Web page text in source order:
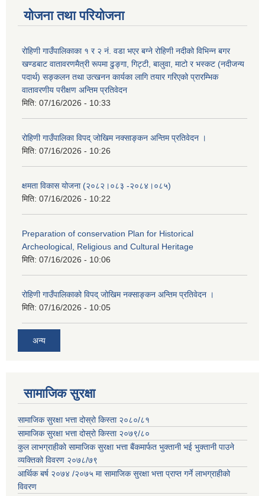
योजना तथा परियोजना
रोहिणी गाउँपालिकाका १ र २ नं. वडा भएर बग्ने रोहिणी नदीको विभिन्न बगर
खण्डबाट वातावरणमैत्री रूपमा ढुङ्गा, गिट्टी, बालुवा, माटो र भस्कट (नदीजन्य
पदार्थ) सङ्कलन तथा उत्खनन कार्यका लागि तयार गरिएको प्रारम्भिक
वातावरणीय परीक्षण अन्तिम प्रतिवेदन
मिति: 07/16/2026 - 10:33
रोहिणी गाउँपालिका विपद् जोखिम नक्साङ्कन अन्तिम प्रतिवेदन ।
मिति: 07/16/2026 - 10:26
क्षमता विकास योजना (२०८२।०८३‍ -२०८४।०८५)
मिति: 07/16/2026 - 10:22
Preparation of conservation Plan for Historical
Archeological, Religious and Cultural Heritage
मिति: 07/16/2026 - 10:06
रोहिणी गाउँपालिकाको विपद् जोखिम नक्साङ्कन अन्तिम प्रतिवेदन ।
मिति: 07/16/2026 - 10:05
अन्य
सामाजिक सुरक्षा
सामाजिक सुरक्षा भत्ता दोस्रो किस्ता २०८०/८१
सामाजिक सुरक्षा भत्ता दोस्रो किस्ता २०७९/८०
कुल लाभग्राहीको सामाजिक सुरक्षा भत्ता बैंकमार्फत भुक्तानी भई भुक्तानी पाउने
व्यक्तिको विवरण २०७८/७९
आर्थिक बर्ष २०७४ /२०७५ मा सामाजिक सुरक्षा भत्ता प्राप्त गर्ने लाभग्राहीको
विवरण